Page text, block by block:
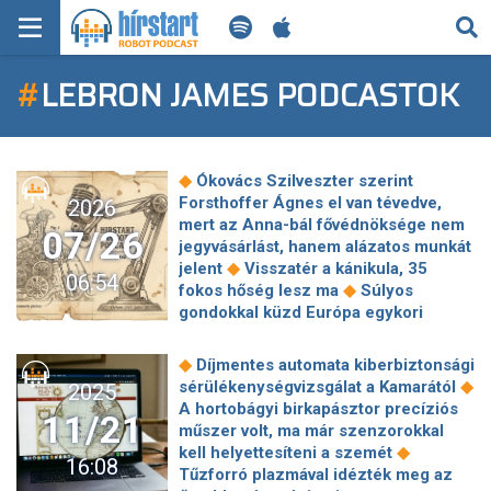
KERESÉS
KEZDŐLAP
FRISS HÍREK
TECH HÍREK
FILM-ZENE-SZÓRAKOZÁS
PLAYLIST
MI AZ A ROBOT PODCAST?
#LEBRON JAMES PODCASTOK
2026
07/26
06:54
◆ Ókovács Szilveszter szerint
Forsthoffer Ágnes el van tévedve,
mert az Anna-bál fővédnöksége nem
jegyvásárlást, hanem alázatos munkát
jelent ◆ Visszatér a kánikula, 35
fokos hőség lesz ma ◆ Súlyos
gondokkal küzd Európa egykori
nagyszüleink filléres nyaralása: egyre
többen jönnek rá, 2026-ban mégis ezt
éri meg választani
◆Toroczkai
kifakadt Orbán tusványosi beszéde
után◆Figyelmeztet a Levéltár
igazgatója: súlyos lelki teher vár sok
2025
11/21
16:08
◆ Díjmentes automata kiberbiztonsági
sérülékenységvizsgálat a Kamarától ◆
A hortobágyi birkapásztor precíziós
műszer volt, ma már szenzorokkal
kell helyettesíteni a szemét ◆
Tűzforró plazmával idézték meg az